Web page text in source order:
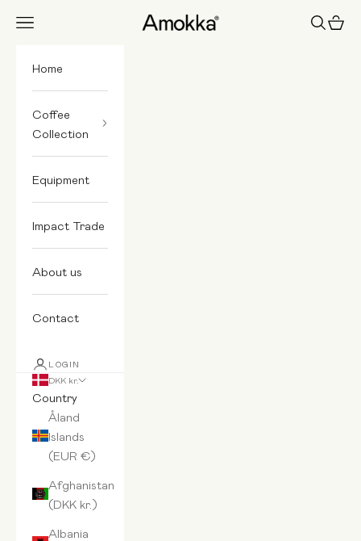
Amokka
Navigation menu Search
Cart
Home
Coffee
Collection
Equipment
Impact Trade
About us
Contact
LOGIN
DKK kr.
Country
Åland
Islands
(EUR €)
Afghanistan
(DKK kr.)
Albania